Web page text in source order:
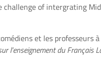
of intergrating
et les professeurs
l’enseignement du Français